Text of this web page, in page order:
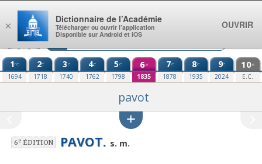
Aller au contenu
1re
1694
2e
1718
3e
1740
4e
1762
5e
1798
6e
1835
7e
1878
8e
1935
9e
2024
10e
E.C.
pavot
6eÉDITION PAVOT. s. m.
×
Dictionnaire de l’Académie
Télécharger ou ouvrir l’application
Disponible sur Android et iOS
OUVRIR